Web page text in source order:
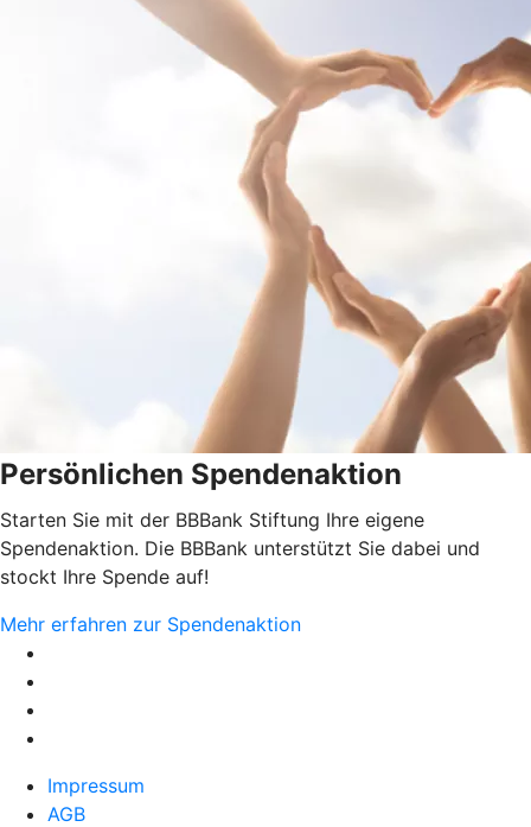
Persönlichen Spendenaktion
Starten Sie mit der BBBank Stiftung Ihre eigene
Spendenaktion. Die BBBank unterstützt Sie dabei und
stockt Ihre Spende auf!
Mehr erfahren zur Spendenaktion
Impressum
AGB